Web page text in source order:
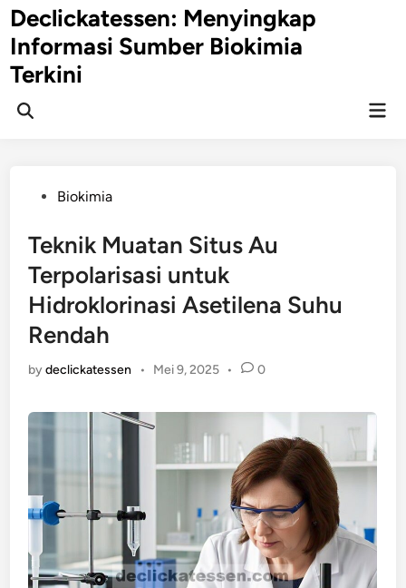
Skip
to
content
Declickatessen: Menyingkap
Informasi Sumber Biokimia
Terkini
Open
PostedBiokimia
Teknik Muatan Situs Au
Terpolarisasi untuk
Hidroklorinasi Asetilena Suhu
Rendah
bydeclickatessen • Mei 9, 2025 • 0